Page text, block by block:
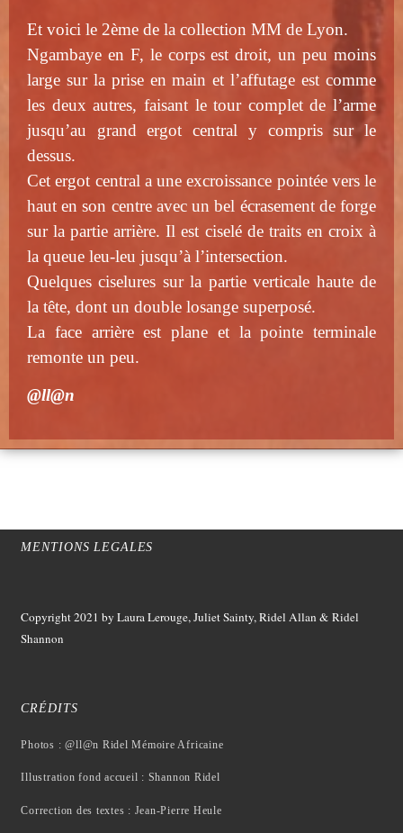
Et voici le 2ème de la collection MM de Lyon.
Ngambaye en F, le corps est droit, un peu moins
large sur la prise en main et l’affutage est comme
les deux autres, faisant le tour complet de l’arme
jusqu’au grand ergot central y compris sur le
dessus.
Cet ergot central a une excroissance pointée vers le
haut en son centre avec un bel écrasement de forge
sur la partie arrière. Il est ciselé de traits en croix à
la queue leu-leu jusqu’à l’intersection.
Quelques ciselures sur la partie verticale haute de
la tête, dont un double losange superposé.
La face arrière est plane et la pointe terminale
remonte un peu.
@ll@n
MENTIONS LEGALES
Copyright 2021 by Laura Lerouge, Juliet Sainty, Ridel Allan &Ridel
Shannon
CRÉDITS
Photos : @ll@n Ridel Mémoire Africaine
Illustration fond accueil : Shannon Ridel
Correction des textes : Jean-Pierre Heule